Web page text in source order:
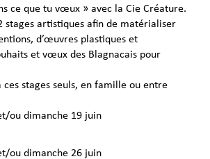
ce que tu vœux » avec la Cie Créature.
stages artistiques afin de matérialiser
d’œuvres plastiques et
et vœux des Blagnacais pour
stages seuls, en famille ou entre
ou dimanche 19 juin
ou dimanche 26 juin